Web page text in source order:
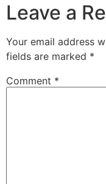
Leave a
Your email address
fields are marked *
Comment *